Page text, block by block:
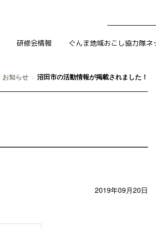
研修会情報 ぐんま地域おこし協力隊ネ
お知らせ 沼田市の活動情報が掲載されました！
2019年09月20日